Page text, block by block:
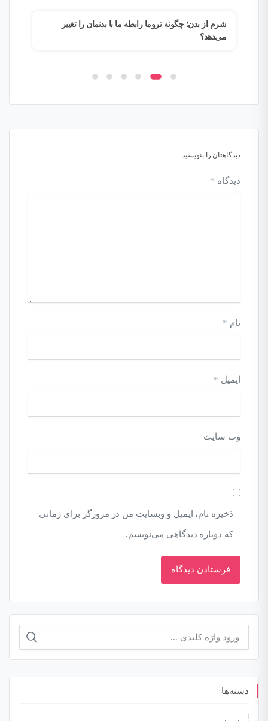
شرم از بدن؛ چگونه تروما رابطه ما با بدنمان را تغییر
می‌دهد؟
دیدگاهتان را بنویسید
دیدگاه *
نام *
ایمیل *
وب‌ سایت
ذخیره نام، ایمیل و وبسایت من در مرورگر برای زمانی
که دوباره دیدگاهی می‌نویسم.
جستجو
دسته‌ها